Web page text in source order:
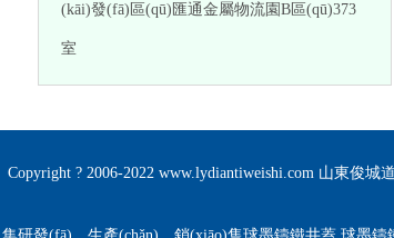
(kāi)發(fā)區(qū)匯通金屬物流園B區(qū)373
室
Copyright ? 2006-2022 www.lydiantiweishi.com 山東俊